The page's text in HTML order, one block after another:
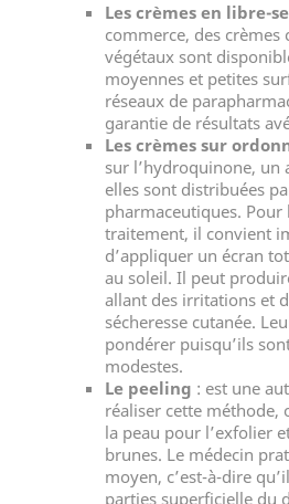
Les crèmes en libre-
commerce, des
végétaux sont
moyennes et petites
réseaux de
garantie de résultats
Les crèmes sur
sur l’hydroquinone, un
elles sont distribuées
pharmaceutiques.
traitement, il convient
d’appliquer un écran
au soleil. Il peut
allant des irritations et
sécheresse cutanée.
pondérer puisqu’ils
modestes.
Le peeling : est une
réaliser cette méthode,
la peau pour l’exfolier
brunes. Le médecin
moyen, c’est-à-dire
parties superficielle du